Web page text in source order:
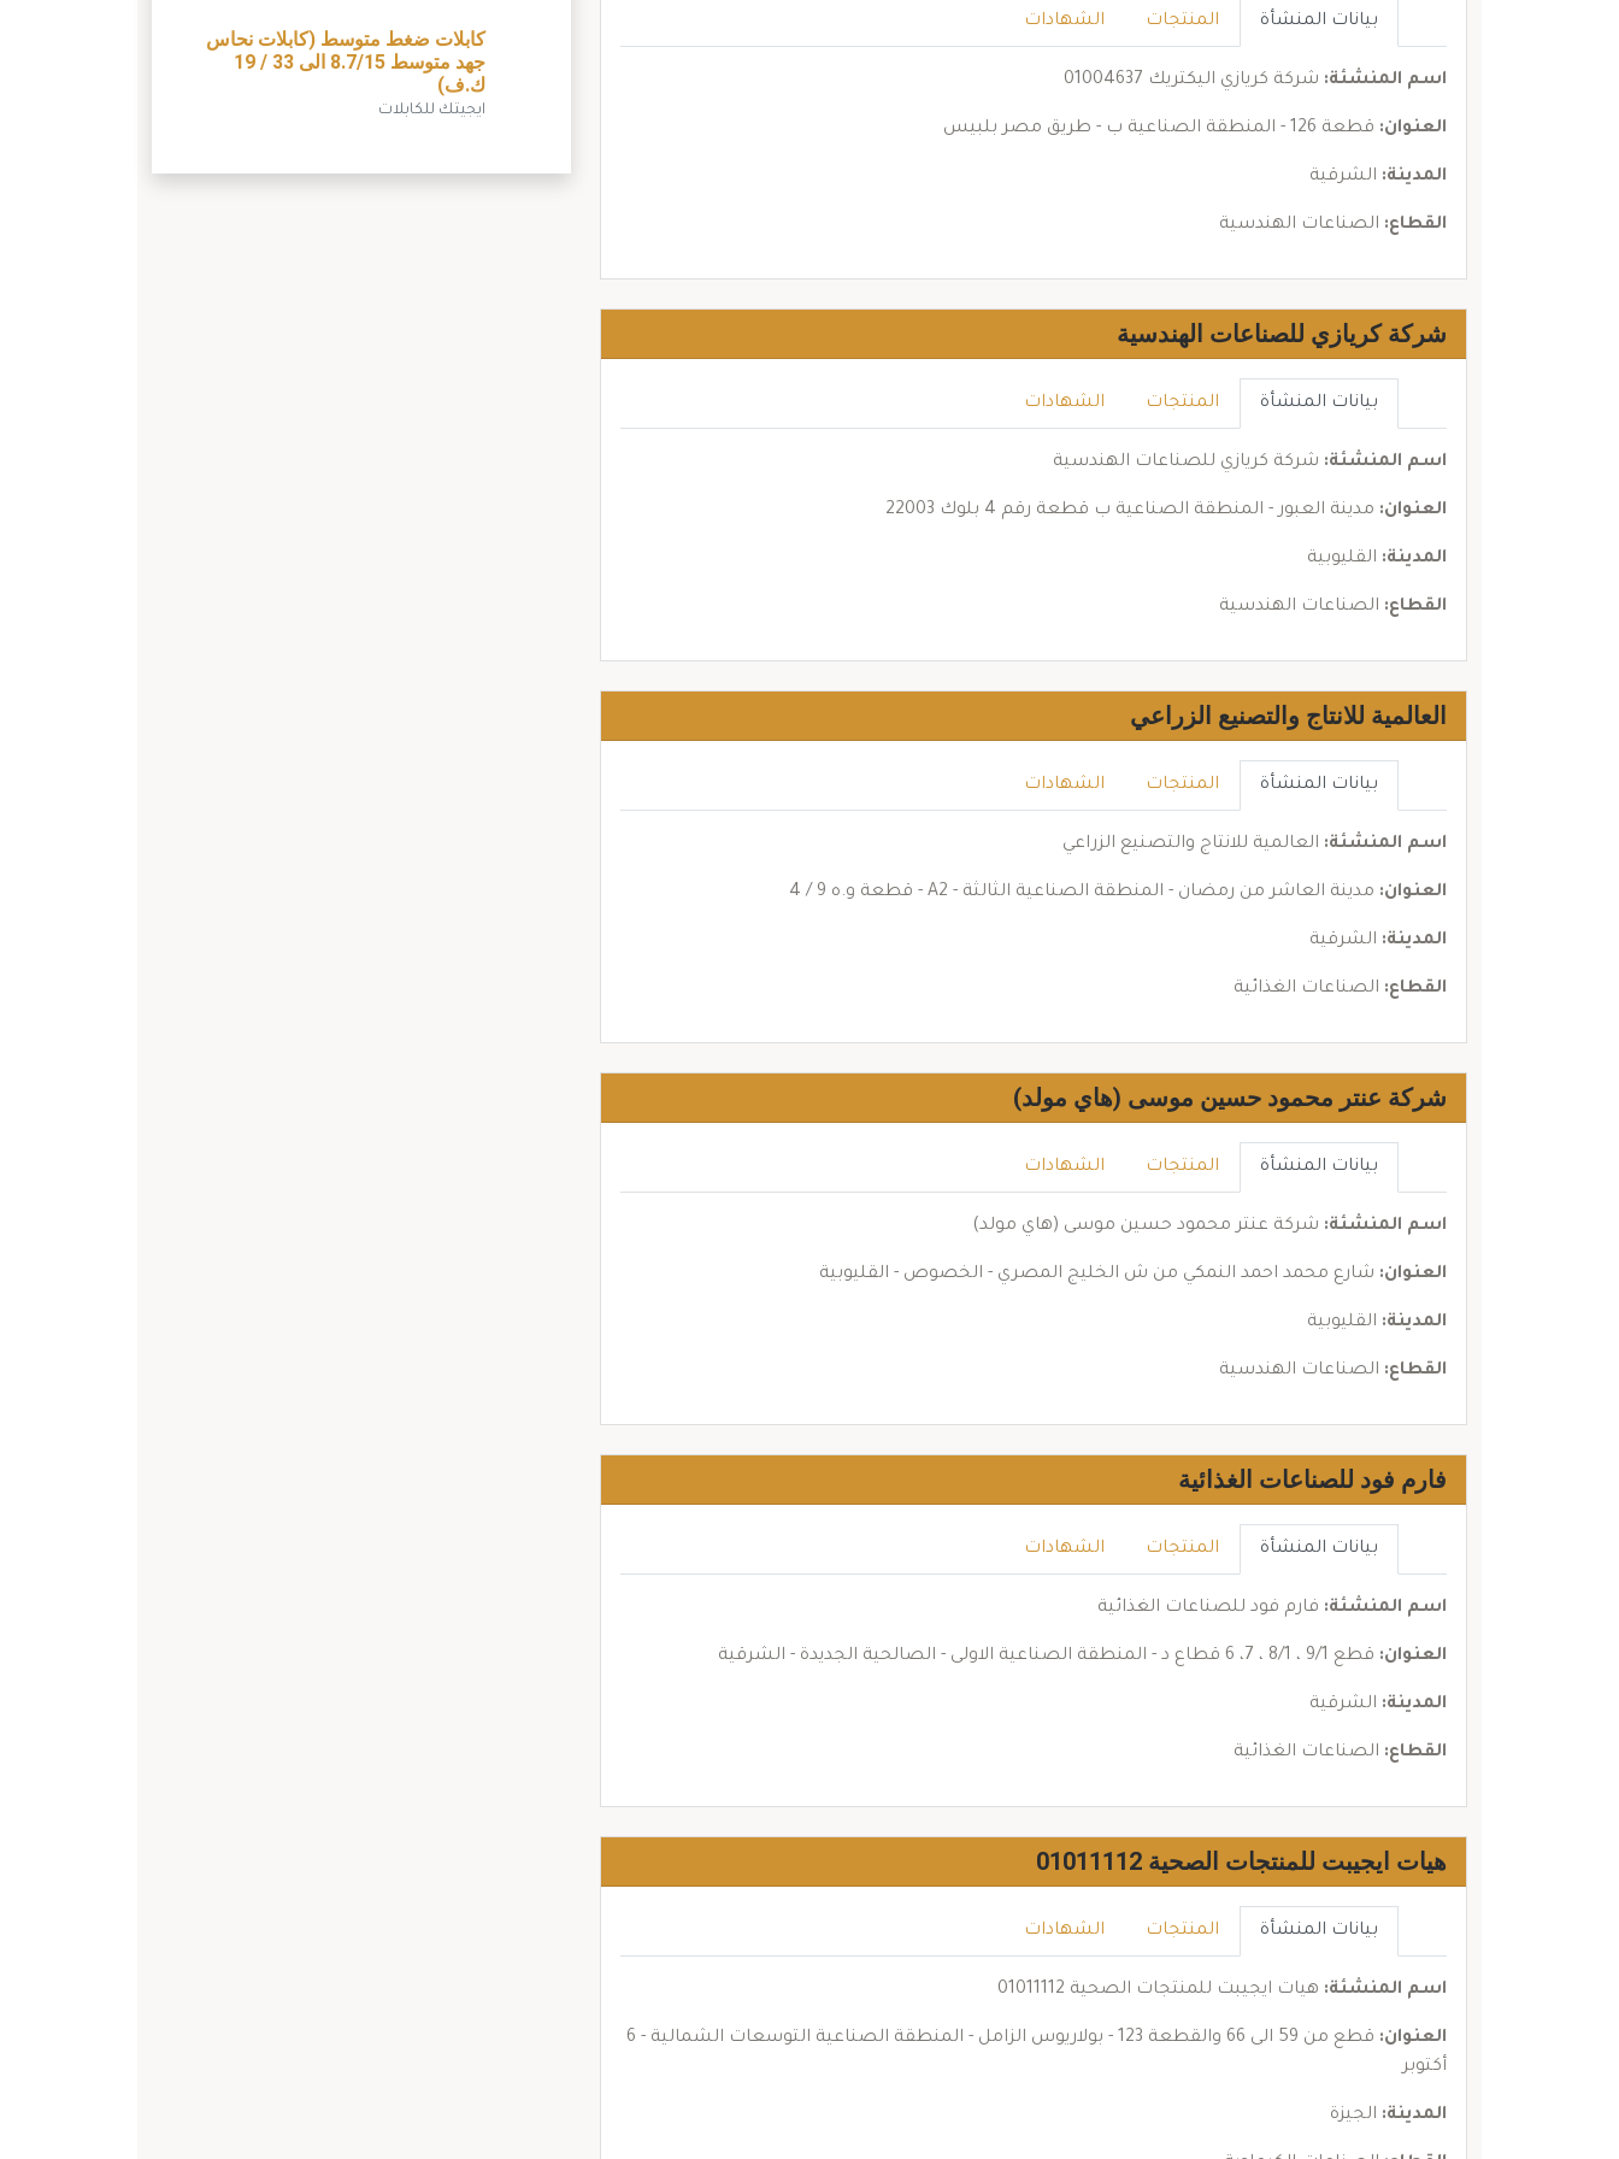
بيانات المنشأة المنتجات الشهادات
اسم المنشئة: شركة كريازي اليكتريك 01004637
العنوان: قطعة 126 - المنطقة الصناعية ب - طريق مصر بلبيس
المدينة: الشرقية
القطاع: الصناعات الهندسية
شركة كريازي للصناعات الهندسية
بيانات المنشأة المنتجات الشهادات
اسم المنشئة: شركة كريازي للصناعات الهندسية
العنوان: مدينة العبور - المنطقة الصناعية ب قطعة رقم 4 بلوك 22003
المدينة: القليوبية
القطاع: الصناعات الهندسية
العالمية للانتاج والتصنيع الزراعي
بيانات المنشأة المنتجات الشهادات
اسم المنشئة: العالمية للانتاج والتصنيع الزراعي
العنوان: مدينة العاشر من رمضان - المنطقة الصناعية الثالثة - A2 - قطعة و.ه 9 / 4
المدينة: الشرقية
القطاع: الصناعات الغذائية
شركة عنتر محمود حسين موسى (هاي مولد)
بيانات المنشأة المنتجات الشهادات
اسم المنشئة: شركة عنتر محمود حسين موسى (هاي مولد)
العنوان: شارع محمد احمد النمكي من ش الخليج المصري - الخصوص - القليوبية
المدينة: القليوبية
القطاع: الصناعات الهندسية
فارم فود للصناعات الغذائية
بيانات المنشأة المنتجات الشهادات
اسم المنشئة: فارم فود للصناعات الغذائية
العنوان: قطع 9/1 ، 8/1 ، 7، 6 قطاع د - المنطقة الصناعية الاولى - الصالحية الجديدة - الشرقية
المدينة: الشرقية
القطاع: الصناعات الغذائية
هيات ايجيبت للمنتجات الصحية 01011112
بيانات المنشأة المنتجات الشهادات
اسم المنشئة: هيات ايجيبت للمنتجات الصحية 01011112
العنوان:
قطع من 59 الى 66 والقطعة 123 - بولاريوس الزامل - المنطقة الصناعية التوسعات الشمالية - 6
أكتوبر
المدينة: الجيزة
كابلات ضغط متوسط (كابلات نحاس
جهد متوسط 8.7/15 الى 33 / 19
ك.ف)
ايجيتك للكابلات